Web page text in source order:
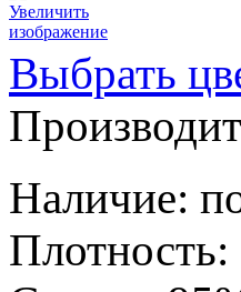
Увеличить
изображение
Выбрать
Наличие:
Плотность: